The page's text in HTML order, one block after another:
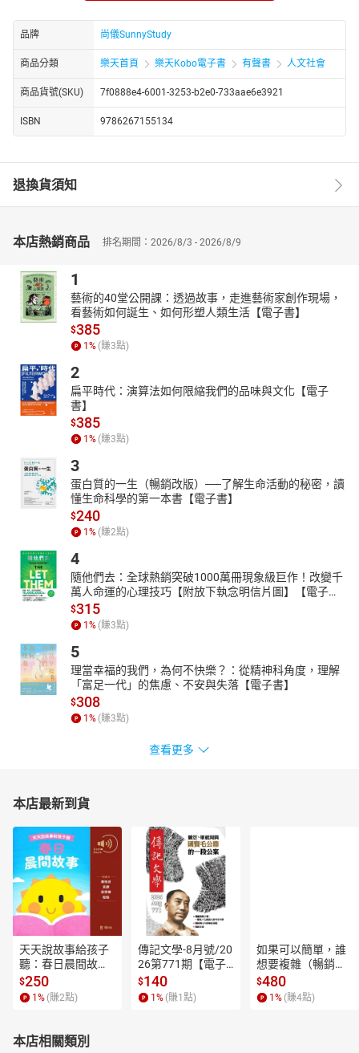
及專業機構擔任教職，享有「聲音魔法師」的美譽，現為尚儀數位
學習有限公司的聲音總監，目前正積極協助建立有聲書錄製的平台
與機制，亦為培育後起之秀而奉獻心力。
【書籍簡介】
都說竹林七賢喜好老莊、睥睨禮教、肆意飲酒……
弄壞。
──阮籍嗜談老莊自在豁達之說，但為啥總要用燒酒來澆灌胸中塊壘
呢？
竹林七賢，何賢之有？到底是「七賢」還是「七閒」？
身分證改籍貫為出生地的措施，又有怎樣的關聯？
呢？
甚麼人敬酒卻敬到鬧出人命？又是誰那麼不賞臉呢？
甚麼樣的人愛喝酒到願意與豬一起趴著共飲一大甕酒？
蘭陵王高長恭、潘安再世、璧人衛玠──為什麼南北朝時代盛產絕世
俊男？
魏晉南北朝，從曹魏建國的二二○年，到陳朝滅亡的五八九年，一共
三百六十九年。它是一個儒家思想的權威地位衰退，個人意識醒覺
的時代，也是一個漢族單獨活動結束的時代，更是「一個分裂與融
合的時代」，所以混亂是必然的。既然如此，倘若要介紹魏晉南北
如果想讓人初步認識日本，我們會介紹富士山、生魚片、清酒、歌
舞伎、相撲、溫泉、武士、藝伎……等，那麼當我們想讓人認識魏晉
南北朝，是否能忽略掉竹林七賢、九品中正制、清談、蘭陵王、石
崇、土斷、僑郡縣、佛教、寺院經濟、民族融合……等這些當代特有
或新創的東西呢？
有聲出版：暖暖書屋與尚儀數位學習聯合出版
【目錄】
作譯者與朗讀者介紹
目次
前言
酒之卷 魏晉士人飲酒之風
酒之卷 竹林七賢？竹林七閒？
酒之卷 談魏晉南北朝之酒事
色之卷 投果盈車——潘安
色之卷 璧人——衛玠
色之卷 斜陽側帽——獨孤信
色之卷 假面始祖——蘭陵王高長恭
財之卷 石崇與王愷鬥富
財之卷 僑郡縣與土斷
財之卷 南朝世族的莊園
財之卷 魏晉南北朝佛教及寺院經濟
氣之卷 汝潁、譙沛集團之爭
氣之卷 諸葛亮伐魏
品牌 尚儀SunnyStudy
商品分類 樂天首頁 樂天Kobo電子書 有聲書 人文社會
商品貨號(SKU) 7f0888e4-6001-3253-b2e0-733aae6e3921
ISBN 9786267155134
退換貨須知
本店熱銷商品 排名期間：2026/8/3 - 2026/8/9
1
藝術的40堂公開課：透過故事，走進藝術家創作現場，
看藝術如何誕生、如何形塑人類生活【電子書】
$385
1 % (賺3點)
2
扁平時代：演算法如何限縮我們的品味與文化【電子
書】
$385
1 % (賺3點)
3
蛋白質的一生（暢銷改版）──了解生命活動的秘密，讀
懂生命科學的第一本書【電子書】
$240
1 % (賺2點)
4
隨他們去：全球熱銷突破1000萬冊現象級巨作！改變千
萬人命運的心理技巧【附放下執念明信片圖】【電子
書】
$315
1 % (賺3點)
5
理當幸福的我們，為何不快樂？：從精神科角度，理解
「富足一代」的焦慮、不安與失落【電子書】
$308
1 % (賺3點)
查看更多
本店最新到貨
天天說故事給孩子
聽：春日晨間故事
【有聲書】
$250
1 % (賺2點)
傳記文學-8月號/20
26第771期【電子
書】
$140
1 % (賺1 點)
如果可以簡單，誰
想要複雜（暢銷經
典新編版）【電子
書】
$480
1 % (賺4點)
本店相關類別